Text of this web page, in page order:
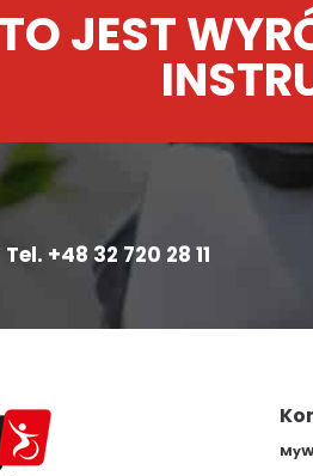
TO JEST
Tel. +48 32 720 28 11